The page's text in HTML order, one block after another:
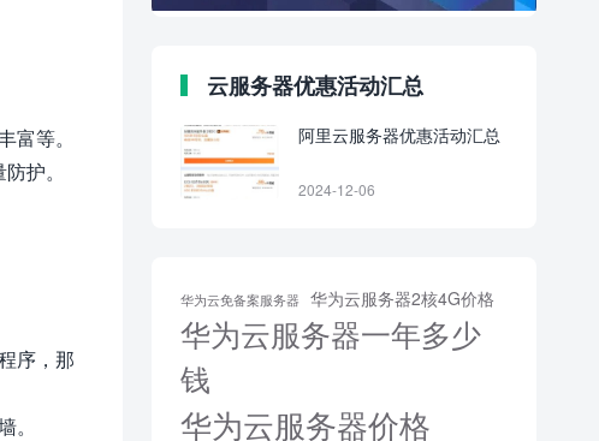
等。
护。
序，那
云服务器优惠活动汇总
阿里云服务器优惠活动汇总
2024-12-06
华为云免备案服务器 华为云服务器2核4G价格
华为云服务器一年多少
钱
华为云服务器价格